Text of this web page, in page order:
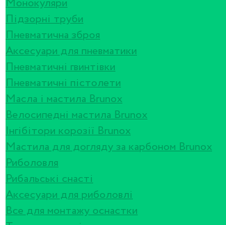
Монокуляри
Підзорні труби
Пневматична зброя
Аксесуари для пневматики
Пневматичні гвинтівки
Пневматичні пістолети
Масла і мастила Brunox
Велосипедні мастила Brunox
Інгібітори корозії Brunox
Мастила для догляду за карбоном Brunox
Риболовля
Рибальські снасті
Аксесуари для риболовлі
Все для монтажу оснастки